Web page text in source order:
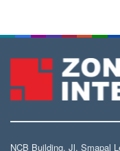
NCB Building, Jl. Smapal